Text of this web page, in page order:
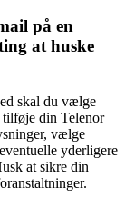
på en
at huske
skal du vælge
tilføje din Telenor
vælge
yderligere
at sikre din